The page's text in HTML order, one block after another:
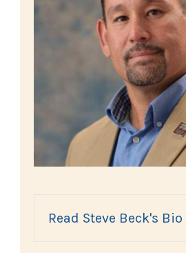
Read Steve Beck's Bio